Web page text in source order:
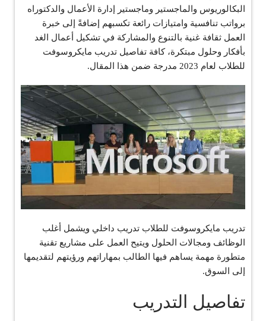
البكالوريوس والماجستير وماجستير إدارة الأعمال والدكتوراه
برواتب تنافسية وامتيازات رائعة تكسبهم إضافةً إلى خبرة
العمل ثقافة غنية بالتنوع والمشاركة في تشكيل أعمال الغد
بأفكار وحلول مبتكرة، كافة تفاصيل تدريب مايكروسوفت
للطلاب لعام 2023 مدرجة ضمن هذا المقال.
تدريب مايكروسوفت للطلاب تدريب داخلي ويشمل أغلب
الوظائف ومجالات الحلول ويتيح العمل على مشاريع تقنية
متطورة مهمة يساهم فيها الطالب بمهاراتهم ورؤيتهم لتقديمها
إلى السوق.
تفاصيل التدريب